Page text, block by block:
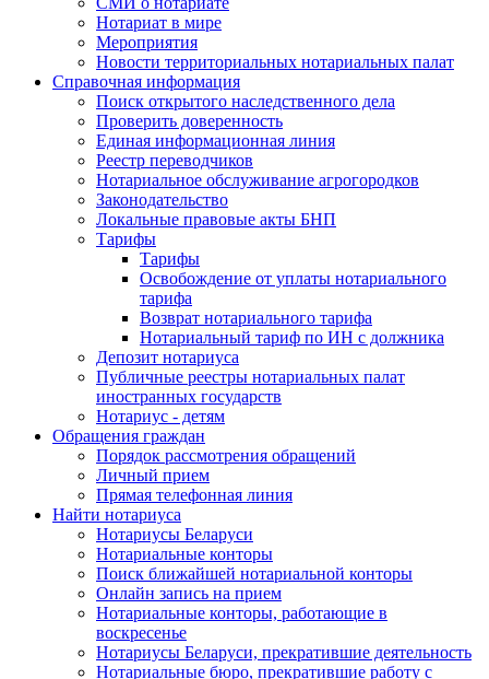
Нотариат в мире
Мероприятия
Новости территориальных нотариальных палат
Справочная информация
Поиск открытого наследственного дела
Проверить доверенность
Единая информационная линия
Реестр переводчиков
Нотариальное обслуживание агрогородков
Законодательство
Локальные правовые акты БНП
Тарифы
Тарифы
Освобождение от уплаты нотариального
тарифа
Возврат нотариального тарифа
Нотариальный тариф по ИН с должника
Депозит нотариуса
Публичные реестры нотариальных палат
иностранных государств
Нотариус - детям
Обращения граждан
Порядок рассмотрения обращений
Личный прием
Прямая телефонная линия
Найти нотариуса
Нотариусы Беларуси
Нотариальные конторы
Поиск ближайшей нотариальной конторы
Онлайн запись на прием
Нотариальные конторы, работающие в
воскресенье
Нотариусы Беларуси, прекратившие деятельность
Нотариальные бюро, прекратившие работу с